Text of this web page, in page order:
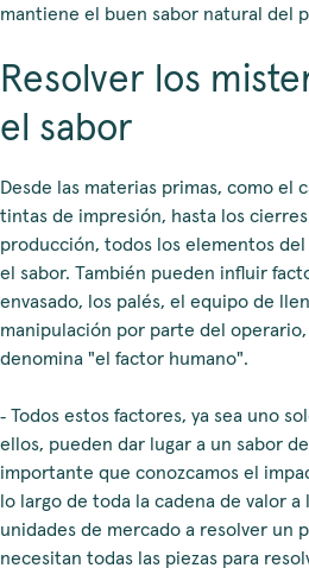
mantiene el buen sabor natural del
Resolver los
el sabor
Desde las materias primas, como el
tintas de impresión, hasta los
producción, todos los elementos
el sabor. También pueden influir
envasado, los palés, el equipo de
manipulación por parte del
denomina "el factor humano".
‑ Todos estos factores, ya sea uno
ellos, pueden dar lugar a un sabor
importante que conozcamos el
lo largo de toda la cadena de valor a
unidades de mercado a resolver un
necesitan todas las piezas para